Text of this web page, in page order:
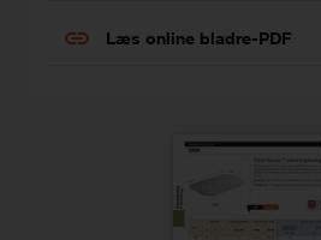
Læs online bladre-PDF